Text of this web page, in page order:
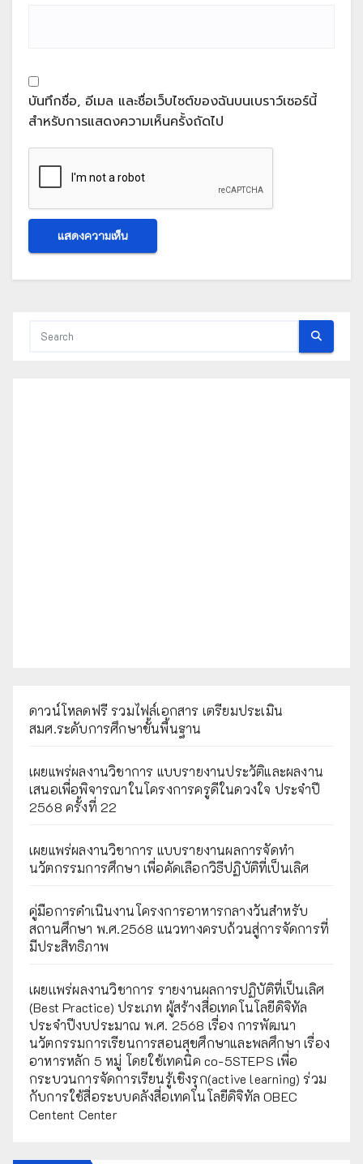
บันทึกชื่อ, อีเมล และชื่อเว็บไซต์ของฉันบนเบราว์เซอร์นี้
สำหรับการแสดงความเห็นครั้งถัดไป
ดาวน์โหลดฟรี รวมไฟล์เอกสาร เตรียมประเมิน
สมศ.ระดับการศึกษาขั้นพื้นฐาน
เผยแพร่ผลงานวิชาการ แบบรายงานประวัติและผลงาน
เสนอเพื่อพิจารณาในโครงการครูดีในดวงใจ ประจำปี
2568 ครั้งที่ 22
เผยแพร่ผลงานวิชาการ แบบรายงานผลการจัดทำ
นวัตกรรมการศึกษา เพื่อคัดเลือกวิธีปฏิบัติที่เป็นเลิศ
คู่มือการดำเนินงานโครงการอาหารกลางวันสำหรับ
สถานศึกษา พ.ศ.2568 แนวทางครบถ้วนสู่การจัดการที่
มีประสิทธิภาพ
เผยเเพร่ผลงานวิชาการ รายงานผลการปฏิบัติที่เป็นเลิศ
(Best Practice) ประเภท ผู้สร้างสื่อเทคโนโลยีดิจิทัล
ประจำปีงบประมาณ พ.ศ. 2568 เรื่อง การพัฒนา
นวัตกรรมการเรียนการสอนสุขศึกษาและพลศึกษา เรื่อง
อาหารหลัก 5 หมู่ โดยใช้เทคนิค co-5STEPS เพื่อ
กระบวนการจัดการเรียนรู้เชิงรุก(active learning) ร่วม
กับการใช้สื่อระบบคลังสื่อเทคโนโลยีดิจิทัล OBEC
Centent Center